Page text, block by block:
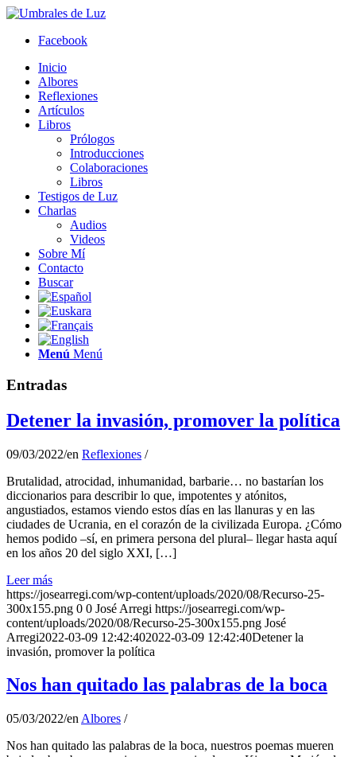
Facebook
Inicio
Albores
Reflexiones
Artículos
Libros
Prólogos
Introducciones
Colaboraciones
Libros
Testigos de Luz
Charlas
Audios
Videos
Sobre Mí
Contacto
Buscar
Menú Menú
Entradas
Detener la invasión, promover la política
09/03/2022/en Reflexiones /
Brutalidad, atrocidad, inhumanidad, barbarie… no bastarían los
diccionarios para describir lo que, impotentes y atónitos,
angustiados, estamos viendo estos días en las llanuras y en las
ciudades de Ucrania, en el corazón de la civilizada Europa. ¿Cómo
hemos podido –sí, en primera persona del plural– llegar hasta aquí
en los años 20 del siglo XXI, […]
Leer más
https://josearregi.com/wp-content/uploads/2020/08/Recurso-25-
300x155.png 0 0 José Arregi https://josearregi.com/wp-
content/uploads/2020/08/Recurso-25-300x155.png José
Arregi2022-03-09 12:42:402022-03-09 12:42:40Detener la
invasión, promover la política
Nos han quitado las palabras de la boca
05/03/2022/en Albores /
Nos han quitado las palabras de la boca, nuestros poemas mueren